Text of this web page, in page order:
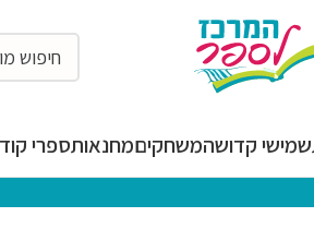
קדושהמשחקיםמחנאותספרי